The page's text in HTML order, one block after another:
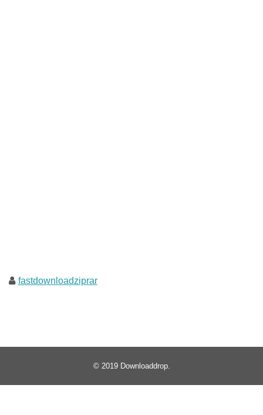
fastdownloadziprar
© 2019 Downloaddrop.